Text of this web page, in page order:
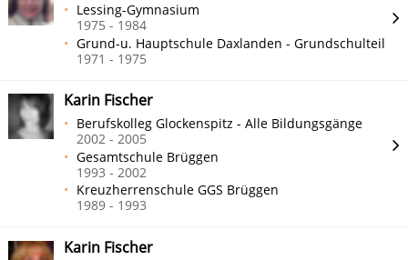
Lessing-Gymnasium
1975 - 1984
Grund-u. Hauptschule Daxlanden - Grundschulteil
1971 - 1975
Karin Fischer
Berufskolleg Glockenspitz - Alle Bildungsgänge
2002 - 2005
Gesamtschule Brüggen
1993 - 2002
Kreuzherrenschule GGS Brüggen
1989 - 1993
Karin Fischer